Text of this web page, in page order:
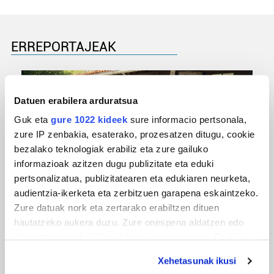
Datuen erabilera arduratsua
Guk eta gure 1022 kideek sure informacio pertsonala,
zure IP zenbakia, esaterako, prozesatzen ditugu, cookie
bezalako teknologiak erabiliz eta zure gailuko
informazioak azitzen dugu publizitate eta eduki
pertsonalizatua, publizitatearen eta edukiaren neurketa,
audientzia-ikerketa eta zerbitzuen garapena eskaintzeko.
Zure datuak nork eta zertarako erabiltzen dituen
hautatzeko aukera duzu. Zure onespena aldatzen edo
Xehetasunak ikusi
ERREPORTAJEAK
URBIAKO FESTA
Urbiako zelaiak erromeria leku